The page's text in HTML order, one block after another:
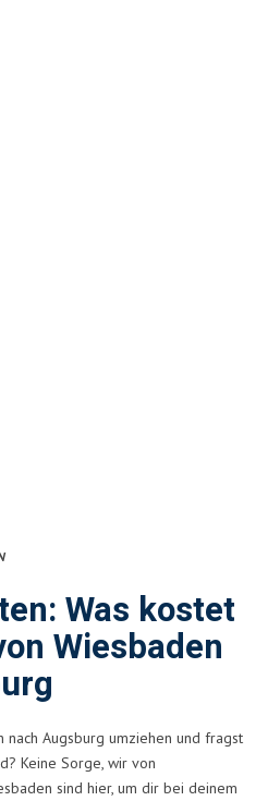
Was kostet
Wiesbaden
nach Augsburg umziehen und fragst
Keine Sorge, wir von
sind hier, um dir bei deinem